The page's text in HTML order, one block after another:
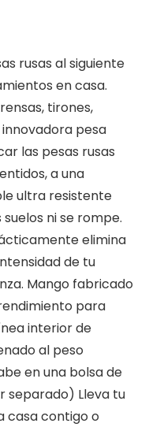
rusas al siguiente
en casa.
tirones,
pesa
las pesas rusas
a una
ultra resistente
ni se rompe.
elimina
de tu
Mango fabricado
para
interior de
al peso
en una bolsa de
separado) Lleva tu
casa contigo o